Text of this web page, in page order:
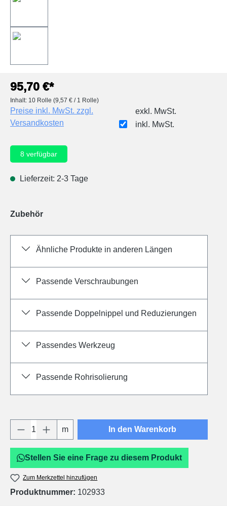
95,70 €*
Inhalt: 10 Rolle (9,57 € / 1 Rolle)
Preise inkl. MwSt. zzgl.
Versandkosten
exkl. MwSt.
inkl. MwSt.
8 verfügbar
Lieferzeit: 2-3 Tage
Zubehör
Ähnliche Produkte in anderen Längen
Passende Verschraubungen
Passende Doppelnippel und Reduzierungen
Passendes Werkzeug
Passende Rohrisolierung
Produkt Anzahl: Gib den gewünschten
m In den Warenkorb
Stellen Sie eine Frage zu diesem Produkt
Zum Merkzettel hinzufügen
Produktnummer: 102933